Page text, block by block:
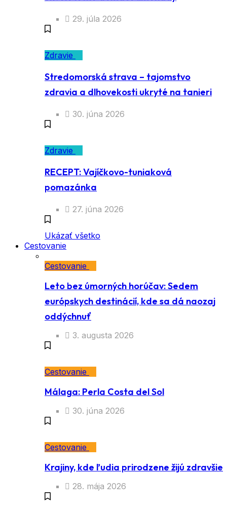
29. júla 2026
Zdravie
Stredomorská strava – tajomstvo
zdravia a dlhovekosti ukryté na tanieri
30. júna 2026
Zdravie
RECEPT: Vajíčkovo-tuniaková
pomazánka
27. júna 2026
Ukázať všetko
Cestovanie
Cestovanie
Leto bez úmorných horúčav: Sedem
európskych destinácií, kde sa dá naozaj
oddýchnuť
3. augusta 2026
Cestovanie
Málaga: Perla Costa del Sol
30. júna 2026
Cestovanie
Krajiny, kde ľudia prirodzene žijú zdravšie
28. mája 2026